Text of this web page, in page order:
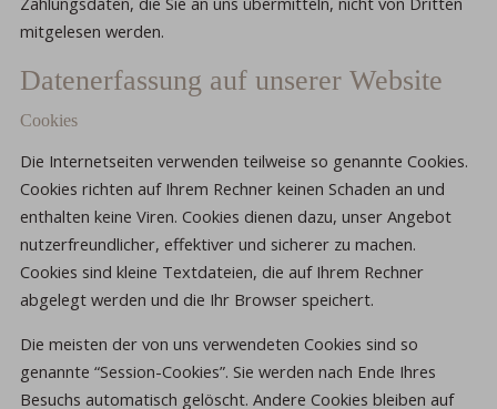
mitgelesen werden.
Datenerfassung auf unserer Website
Cookies
Die Internetseiten verwenden teilweise so genannte Cookies.
Cookies richten auf Ihrem Rechner keinen Schaden an und
enthalten keine Viren. Cookies dienen dazu, unser Angebot
nutzerfreundlicher, effektiver und sicherer zu machen.
Cookies sind kleine Textdateien, die auf Ihrem Rechner
abgelegt werden und die Ihr Browser speichert.
Die meisten der von uns verwendeten Cookies sind so
genannte “Session-Cookies”. Sie werden nach Ende Ihres
Besuchs automatisch gelöscht. Andere Cookies bleiben auf